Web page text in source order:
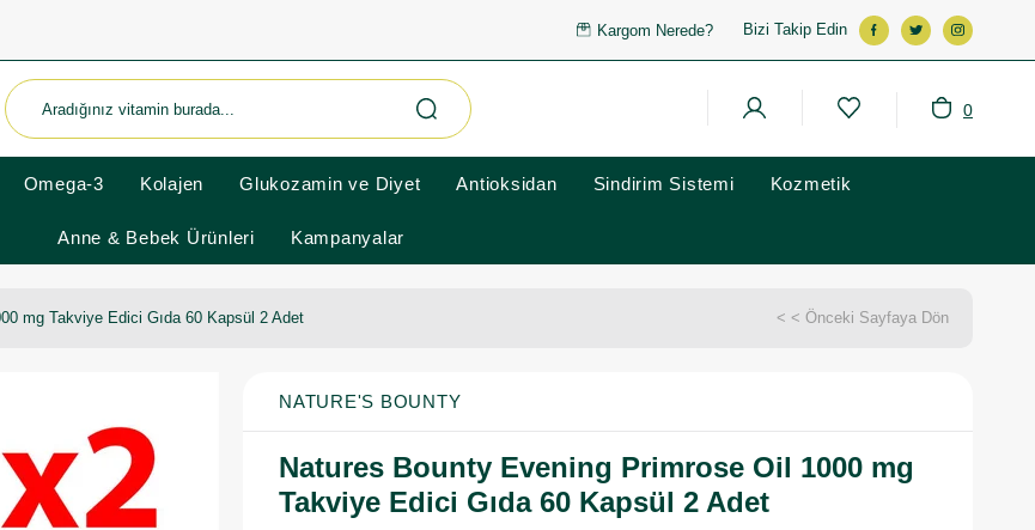
Kargom Nerede? Bizi Takip Edin
0
Omega-3 Kolajen Glukozamin ve Diyet Antioksidan Sindirim Sistemi Kozmetik
Anne & Bebek Ürünleri Kampanyalar
mg Takviye Edici Gıda 60 Kapsül 2 Adet < < Önceki Sayfaya Dön
NATURE'S BOUNTY
Natures Bounty Evening Primrose Oil 1000 mg
Takviye Edici Gıda 60 Kapsül 2 Adet